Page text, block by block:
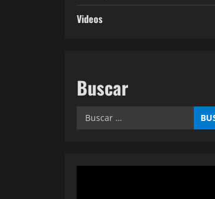
Videos
Buscar